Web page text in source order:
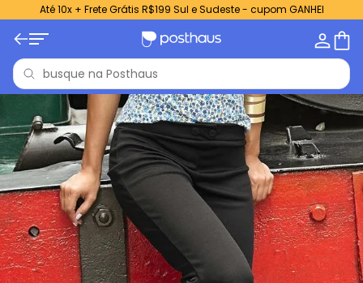
Até 10x + Frete Grátis R$199 Sul e Sudeste - cupom GANHEI